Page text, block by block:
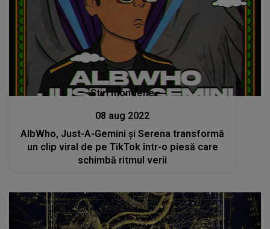
Stiri mondene
08 aug 2022
AlbWho, Just-A-Gemini și Serena transformă
un clip viral de pe TikTok într-o piesă care
schimbă ritmul verii